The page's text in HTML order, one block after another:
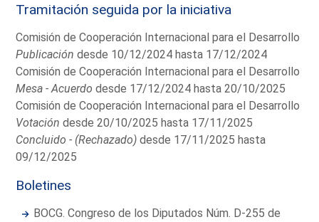
Tramitación seguida por la iniciativa
Comisión de Cooperación Internacional para el Desarrollo
Publicación desde 10/12/2024 hasta 17/12/2024
Comisión de Cooperación Internacional para el Desarrollo
Mesa - Acuerdo desde 17/12/2024 hasta 20/10/2025
Comisión de Cooperación Internacional para el Desarrollo
Votación desde 20/10/2025 hasta 17/11/2025
Concluido - (Rechazado) desde 17/11/2025 hasta
09/12/2025
Boletines
BOCG. Congreso de los Diputados Núm. D-255 de